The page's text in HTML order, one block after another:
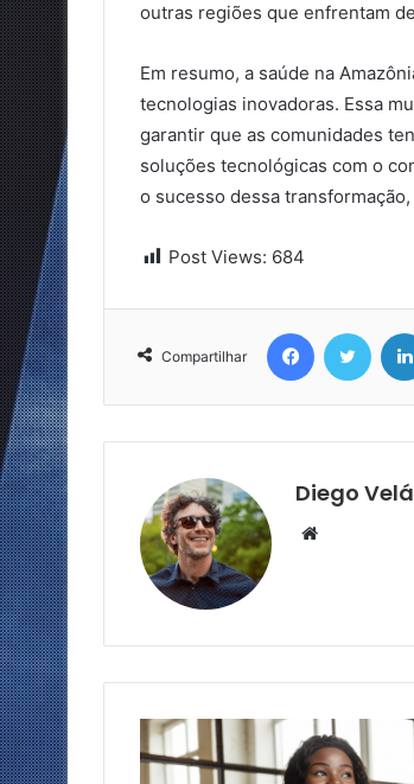
outras regiões que enfrentam
Em resumo, a saúde na
tecnologias inovadoras. Essa
garantir que as comunidades
soluções tecnológicas com o
o sucesso dessa
Post Views: 684
Compartilhar
Facebook
Diego
Website